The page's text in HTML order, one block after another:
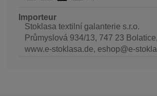
Importeur
Stoklasa textilní galanterie s.r.o.
Průmyslová 934/13, 747 23
www.e-stoklasa.de, eshop@e-